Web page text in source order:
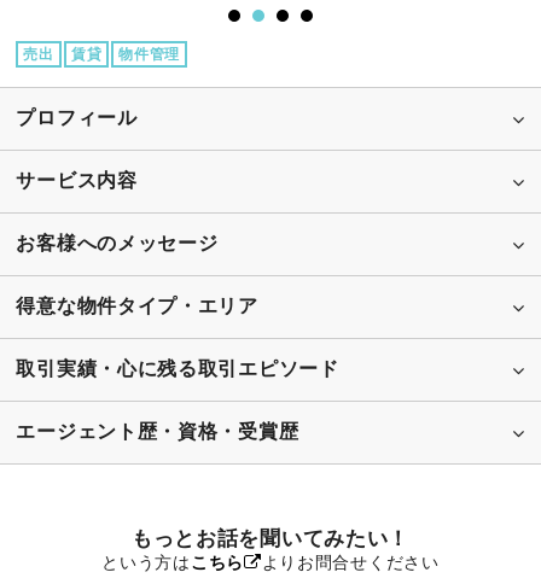
売出 賃貸 物件管理
プロフィール
サービス内容
お客様へのメッセージ
得意な物件タイプ・エリア
取引実績・心に残る取引エピソード
エージェント歴・資格・受賞歴
もっとお話を聞いてみたい！
という方はこちら よりお問合せください